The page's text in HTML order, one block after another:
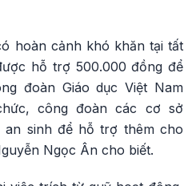
hoàn cảnh khó khăn tại tất
hỗ trợ 500.000 đồng để
đoàn Giáo dục Việt Nam
công đoàn các cơ sở
sinh để hỗ trợ thêm cho
Ngọc Ân cho biết.